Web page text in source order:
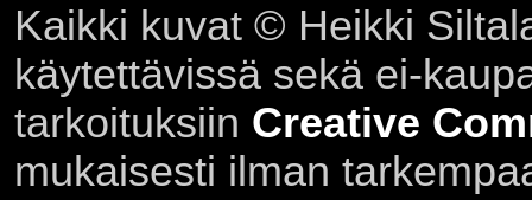
Kaikki kuvat © Heikki
käytettävissä sekä ei-
tarkoituksiin Creative
mukaisesti ilman